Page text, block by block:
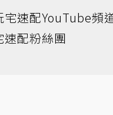
宅速配YouTube頻
速配粉絲團